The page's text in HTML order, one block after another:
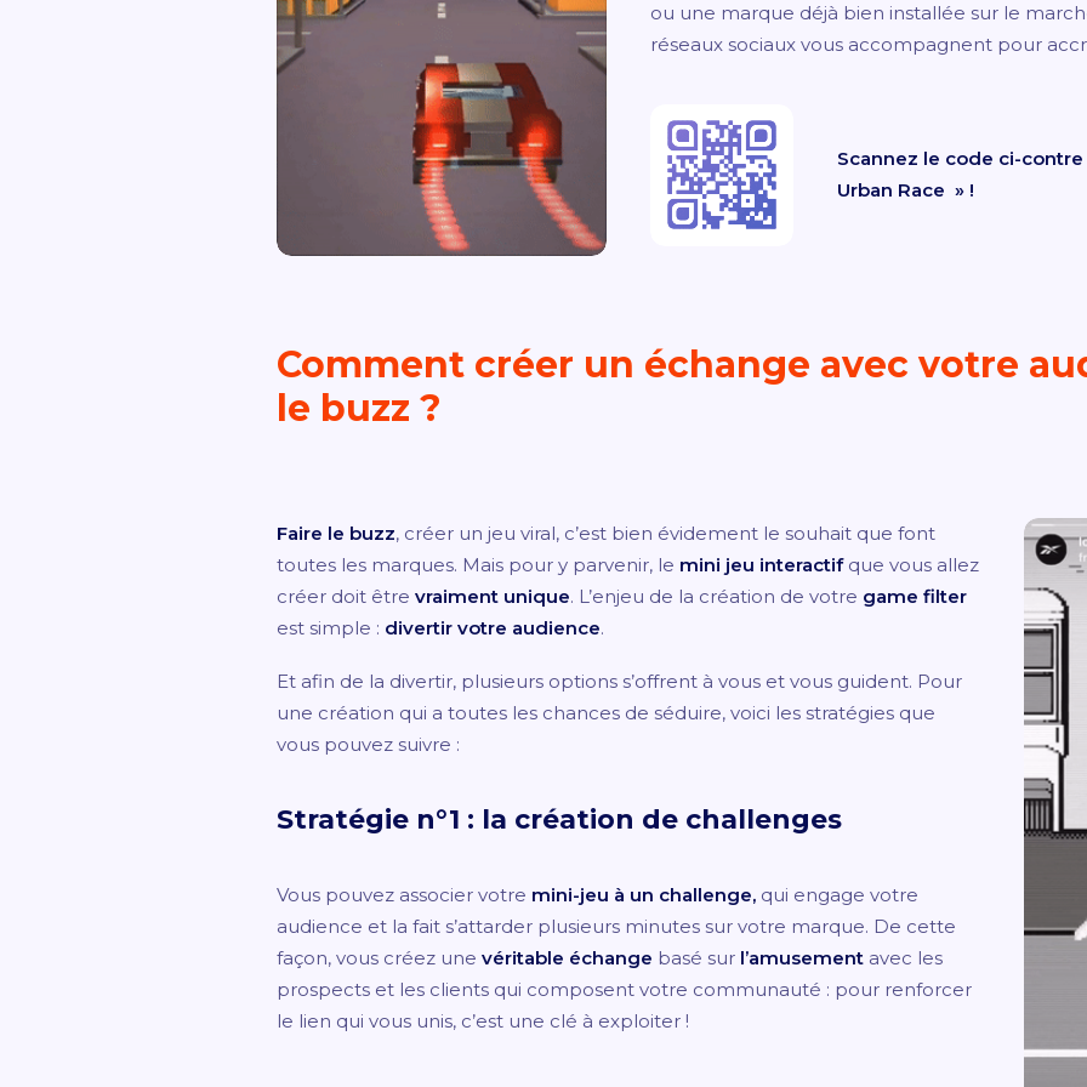
ou une marque déjà bien installée sur le
réseaux sociaux vous accompagnent pour
Scannez le code ci-
Urban Race » !
Comment créer un échange avec votre
le buzz ?
Faire le buzz, créer un jeu viral, c’est bien évidement le souhait que font
toutes les marques. Mais pour y parvenir, le mini jeu interactifque vous allez
créer doit être vraiment unique. L’enjeu de la création de votre game filter
est simple : divertir votre audience.
Et afin de la divertir, plusieurs options s’offrent à vous et vous guident. Pour
une création qui a toutes les chances de séduire, voici les stratégies que
vous pouvez suivre :
Stratégie n°1 : la création de challenges
Vous pouvez associer votre mini-jeu à un challenge, qui engage votre
audience et la fait s’attarder plusieurs minutes sur votre marque. De cette
façon, vous créez une véritable échange basé sur l’amusement avec les
prospects et les clients qui composent votre communauté : pour renforcer
le lien qui vous unis, c’est une clé à exploiter !